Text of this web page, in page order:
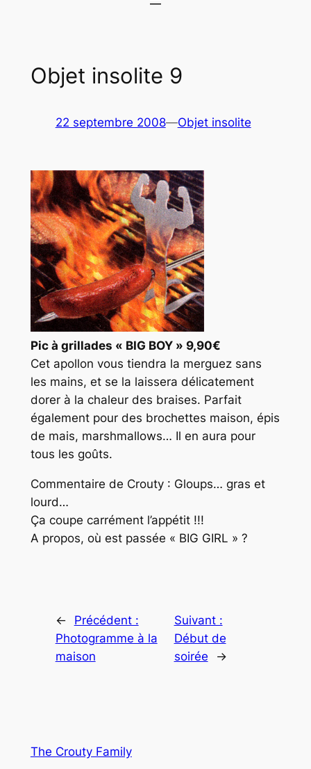
Objet insolite 9
22 septembre 2008—Objet insolite
Pic à grillades « BIG BOY » 9,90€
Cet apollon vous tiendra la merguez sans
les mains, et se la laissera délicatement
dorer à la chaleur des braises. Parfait
également pour des brochettes maison, épis
de mais, marshmallows… Il en aura pour
tous les goûts.
Commentaire de Crouty : Gloups… gras et
lourd…
Ça coupe carrément l’appétit !!!
A propos, où est passée « BIG GIRL » ?
←
Précédent :
Photogramme à la
maison
Suivant :
Début de
soirée
→
The Crouty Family